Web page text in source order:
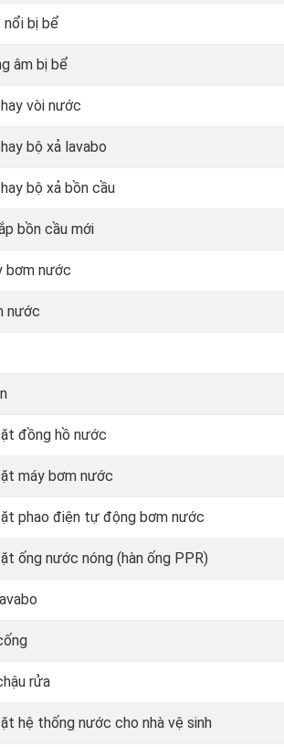
nổi bị bể
âm bị bể
vòi nước
bộ xả lavabo
bộ xả bồn cầu
bồn cầu mới
bơm nước
nước
đồng hồ nước
máy bơm nước
phao điện tự động bơm nước
ống nước nóng (hàn ống PPR)
rửa
hệ thống nước cho nhà vệ sinh